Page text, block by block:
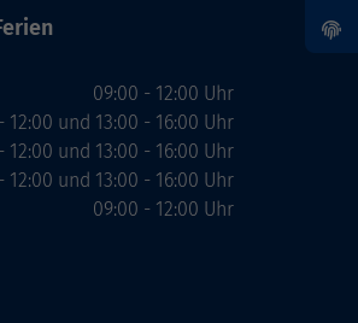
09:00 - 12:00 Uhr
12:00 und 13:00 - 16:00 Uhr
12:00 und 13:00 - 16:00 Uhr
12:00 und 13:00 - 16:00 Uhr
09:00 - 12:00 Uhr